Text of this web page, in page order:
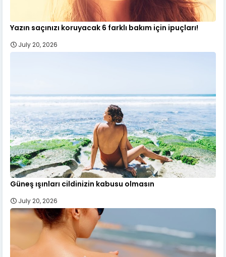
Yazın saçınızı koruyacak 6 farklı bakım için ipuçları!
July 20, 2026
Güneş ışınları cildinizin kabusu olmasın
July 20, 2026